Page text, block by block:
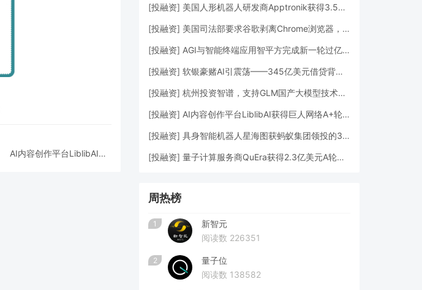
AI内容创作平台LiblibAI获
[投融资] 美国人形机器人研发商Apptronik获得3.5亿美元A轮融资
[投融资] 美国司法部要求谷歌剥离Chrome浏览器，但允许其进行AI投资
[投融资] AGI与智能终端应用智平方完成新一轮过亿元Pre-A+轮融资
[投融资] 软银豪赌AI引震荡——345亿美元借贷背后的“生死赌局”
[投融资] 杭州投资智谱，支持GLM国产大模型技术发展
[投融资] AI内容创作平台LiblibAI获得巨人网络A+轮数亿元融资
[投融资] 具身智能机器人星海图获蚂蚁集团领投的3亿元A轮融资
[投融资] 量子计算服务商QuEra获得2.3亿美元A轮融资
周热榜
1
新智元
阅读数 226351
2
量子位
阅读数 138582